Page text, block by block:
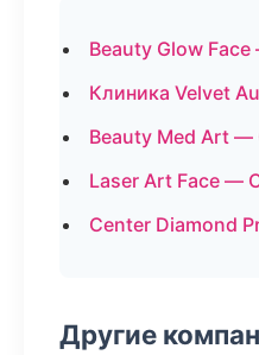
Beauty Glow
Клиника Velvet
Beauty Med Art —
Laser Art Face —
Center Diamond
Другие